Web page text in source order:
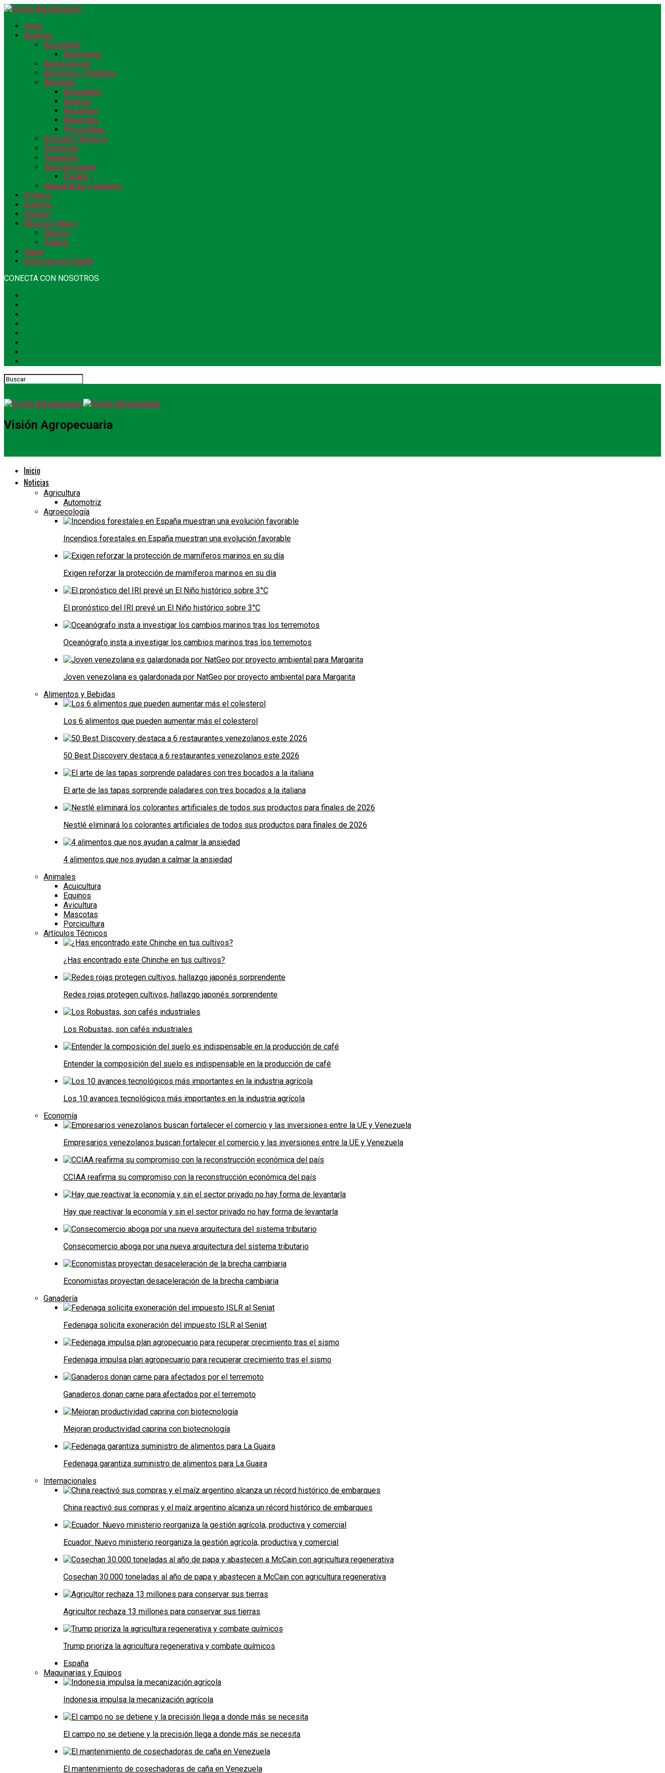
Inicio
Noticias
Agricultura
Automotriz
Agroecología
Alimentos y Bebidas
Animales
Acuicultura
Equinos
Avicultura
Mascotas
Porcicultura
Artículos Técnicos
Economía
Ganadería
Internacionales
España
Maquinarias y Equipos
Política
Eventos
Opinión
Música/Videos
Música
Videos
Salud
Ediciones en Digital
CONECTA CON NOSOTROS
Visión Agropecuaria
Inicio
Noticias
Agricultura
Automotriz
Agroecología
Incendios forestales en España muestran una evolución favorable
Exigen reforzar la protección de mamíferos marinos en su día
El pronóstico del IRI prevé un El Niño histórico sobre 3°C
Oceanógrafo insta a investigar los cambios marinos tras los terremotos
Joven venezolana es galardonada por NatGeo por proyecto ambiental para Margarita
Alimentos y Bebidas
Los 6 alimentos que pueden aumentar más el colesterol
50 Best Discovery destaca a 6 restaurantes venezolanos este 2026
El arte de las tapas sorprende paladares con tres bocados a la italiana
Nestlé eliminará los colorantes artificiales de todos sus productos para finales de 2026
4 alimentos que nos ayudan a calmar la ansiedad
Animales
Acuicultura
Equinos
Avicultura
Mascotas
Porcicultura
Artículos Técnicos
¿Has encontrado este Chinche en tus cultivos?
Redes rojas protegen cultivos, hallazgo japonés sorprendente
Los Robustas, son cafés industriales
Entender la composición del suelo es indispensable en la producción de café
Los 10 avances tecnológicos más importantes en la industria agrícola
Economía
Empresarios venezolanos buscan fortalecer el comercio y las inversiones entre la UE y Venezuela
CCIAA reafirma su compromiso con la reconstrucción económica del país
Hay que reactivar la economía y sin el sector privado no hay forma de levantarla
Consecomercio aboga por una nueva arquitectura del sistema tributario
Economistas proyectan desaceleración de la brecha cambiaria
Ganadería
Fedenaga solicita exoneración del impuesto ISLR al Seniat
Fedenaga impulsa plan agropecuario para recuperar crecimiento tras el sismo
Ganaderos donan carne para afectados por el terremoto
Mejoran productividad caprina con biotecnología
Fedenaga garantiza suministro de alimentos para La Guaira
Internacionales
China reactivó sus compras y el maíz argentino alcanza un récord histórico de embarques
Ecuador: Nuevo ministerio reorganiza la gestión agrícola, productiva y comercial
Cosechan 30.000 toneladas al año de papa y abastecen a McCain con agricultura regenerativa
Agricultor rechaza 13 millones para conservar sus tierras
Trump prioriza la agricultura regenerativa y combate químicos
España
Maquinarias y Equipos
Indonesia impulsa la mecanización agrícola
El campo no se detiene y la precisión llega a donde más se necesita
El mantenimiento de cosechadoras de caña en Venezuela